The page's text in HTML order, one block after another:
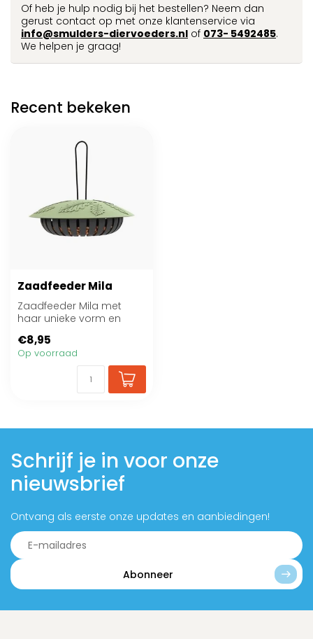
Of heb je hulp nodig bij het bestellen? Neem dan
gerust contact op met onze klantenservice via
info@smulders-diervoeders.nl of 073- 5492485.
We helpen je graag!
Recent bekeken
Zaadfeeder Mila
Zaadfeeder Mila met
haar unieke vorm en
sfeervolle manier o...
€8,95
Op voorraad
Schrijf je in voor onze
nieuwsbrief
Ontvang als eerste onze updates en aanbiedingen!
Abonneer